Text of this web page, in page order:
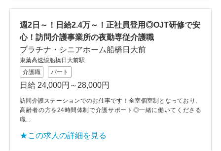
週2日～！日給2.4万～！正社員登用◎OJT研修で安
心！訪問介護事業所の夜勤専従介護職
プラチナ・シニアホーム船橋日大前
東葉高速線船橋日大前駅
介護職
パート
日給 24,000円～28,000円
訪問介護ステーションでのお仕事です！全室個室制となっており、
高齢者の方を24時間体制で介護サポート◎一緒に働いてくださる
職...
★この求人の詳細を見る